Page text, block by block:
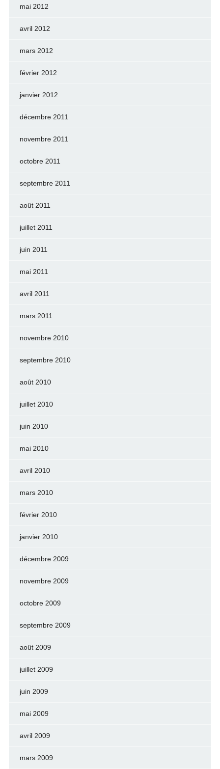
mai 2012
avril 2012
mars 2012
février 2012
janvier 2012
décembre 2011
novembre 2011
octobre 2011
septembre 2011
août 2011
juillet 2011
juin 2011
mai 2011
avril 2011
mars 2011
novembre 2010
septembre 2010
août 2010
juillet 2010
juin 2010
mai 2010
avril 2010
mars 2010
février 2010
janvier 2010
décembre 2009
novembre 2009
octobre 2009
septembre 2009
août 2009
juillet 2009
juin 2009
mai 2009
avril 2009
mars 2009